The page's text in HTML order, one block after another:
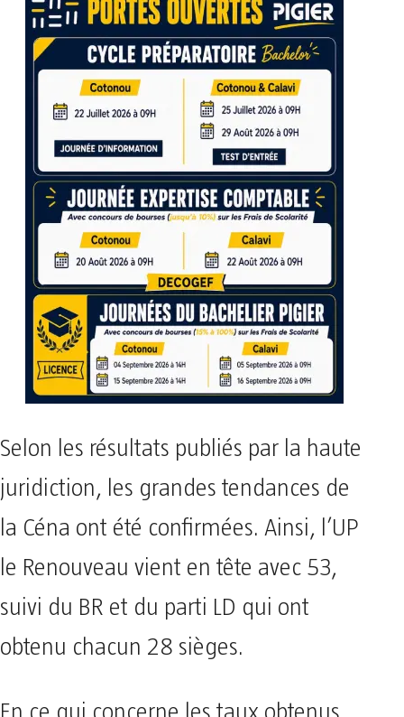
Selon les résultats publiés par la haute
juridiction, les grandes tendances de
la Céna ont été confirmées. Ainsi, l’UP
le Renouveau vient en tête avec 53,
suivi du BR et du parti LD qui ont
obtenu chacun 28 sièges.